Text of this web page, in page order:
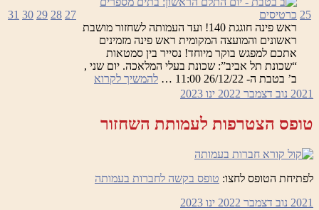
25 כרטיסים
ראש פינה חוגגת 140! ועד העמותה לשחזור מושבת
ראשונים והמועצה המקומית ראש פינה מזמינים
אתכם למפגש בוקר מיוחד! נסייר בין סמטאות
“שכונת תל אביב”: שכונת בעלי המלאכה. יום שני ,
ב’ בטבת ה- 26/12/22 11:00 …
להמשיך לקרוא
27
28
29
30
31
2021 נוב דצמבר 2022 ינו 2023
טופס הצטרפות לעמותת השחזור
לפתיחת הטופס לחצו: טופס בקשה לחברות בעמותה
2021 נוב דצמבר 2022 ינו 2023